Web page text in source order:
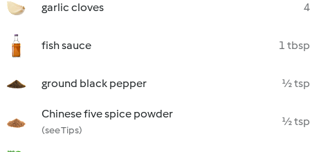
garlic cloves 4
fish sauce 1 tbsp
ground black pepper ½ tsp
Chinese five spice powder
(see Tips)
½ tsp